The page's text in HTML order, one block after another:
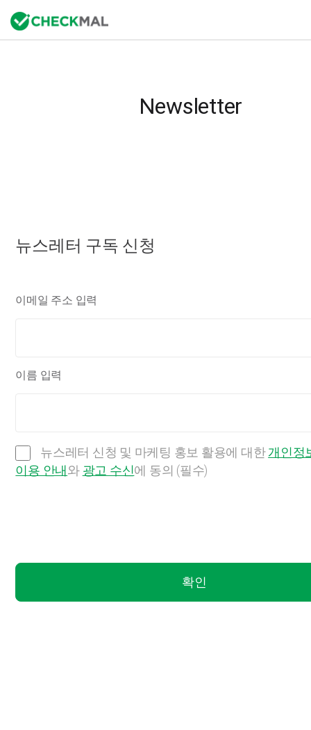
Newsletter
뉴스레터 구독 신청
이메일 주소 입력
이름 입력
뉴스레터 신청 및 마케팅 홍보 활용에 대한개인정
이용 안내 와 광고 수신에 동의 (필수)
확인